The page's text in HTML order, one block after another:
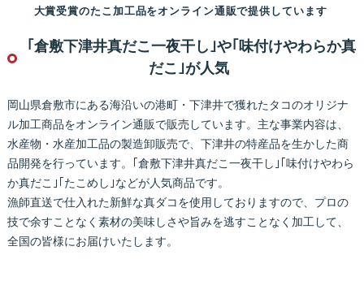
大賞受賞のたこ加工品をオンライン通販で提供しています
｢倉敷下津井真だこ一夜干し｣や｢味付けやわらか真
だこ｣が人気
岡山県倉敷市にある海沿いの港町・下津井で獲れたタコのオリジナ
ル加工商品をオンライン通販で販売しています。主な事業内容は、
水産物・水産加工品の製造卸販売で、下津井の特産品を生かした商
品開発を行っています。｢倉敷下津井真だこ一夜干し｣｢味付けやわら
か真だこ｣｢たこめし｣などが人気商品です。
漁師直送で仕入れた新鮮な真ダコを使用しておりますので、プロの
技で余すことなく素材の美味しさや旨みを逃すことなく加工して、
全国の皆様にお届けいたします。